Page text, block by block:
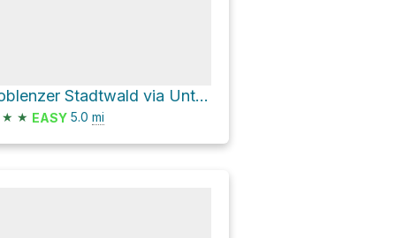
Koblenzer Stadtwald via Unterer Heuweg and Kaleschen Weg
★ ★ EASY 5.0 mi